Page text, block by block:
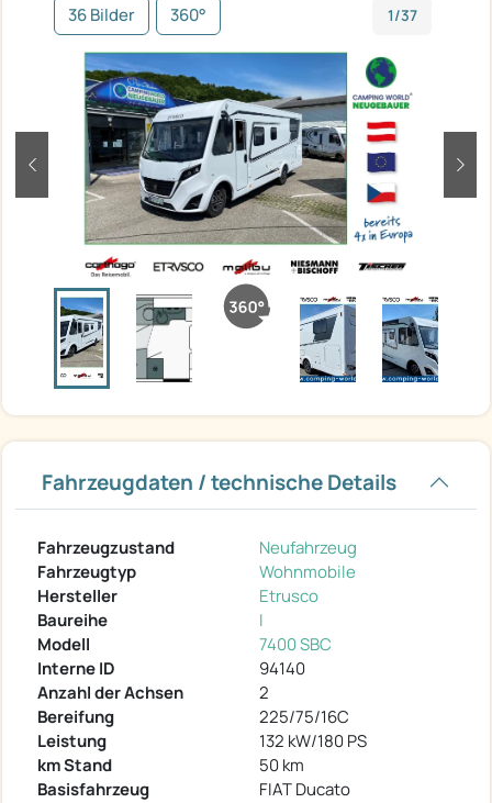
36 Bilder 360° 1/37
zurück
Fahrzeugdaten / technische Details
Fahrzeugzustand
Neufahrzeug
Fahrzeugtyp
Wohnmobile
Hersteller
Etrusco
Baureihe
I
Modell
7400 SBC
Interne ID
94140
Anzahl der Achsen
2
Bereifung
225/75/16C
Leistung
132 kW/180 PS
km Stand
50 km
Basisfahrzeug
FIAT Ducato